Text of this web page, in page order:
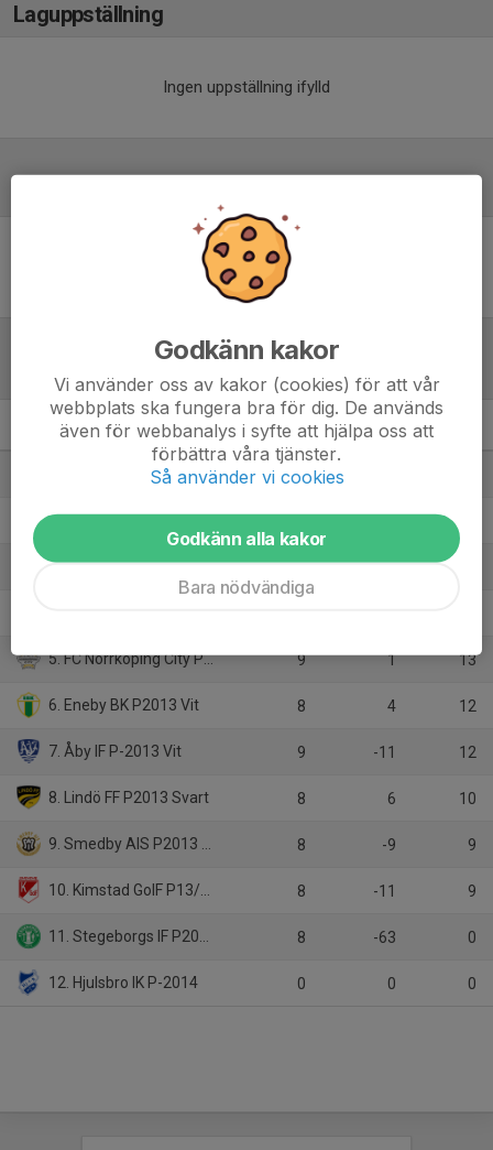
Laguppställning
Ingen uppställning ifylld
Inget referat skrivet
Tabell
P13 B Östra M +/-
1. IK Sleipner P13 8
2. Assyriska IF Norrköping 1
3. Västra Husby IF P13 Lag Blå 9 13
5. FC Norrköping City P2013 9 1 13
6. Eneby BK P2013 Vit 8 4 12
7. Åby IF P-2013 Vit 9 -11 12
8. Lindö FF P2013 Svart 8 6 10
9. Smedby AIS P2013 Svart 8 -9 9
10. Kimstad GoIF P13/14 8 -11 9
11. Stegeborgs IF P2013 Stegeborgs IF P13 8 -63 0
12. Hjulsbro IK P-2014 0 0 0
Godkänn kakor
Vi använder oss av kakor (cookies) för att vår
webbplats ska fungera bra för dig. De används
även för webbanalys i syfte att hjälpa oss att
förbättra våra tjänster.
Så använder vi cookies
Godkänn alla kakor
Bara nödvändiga